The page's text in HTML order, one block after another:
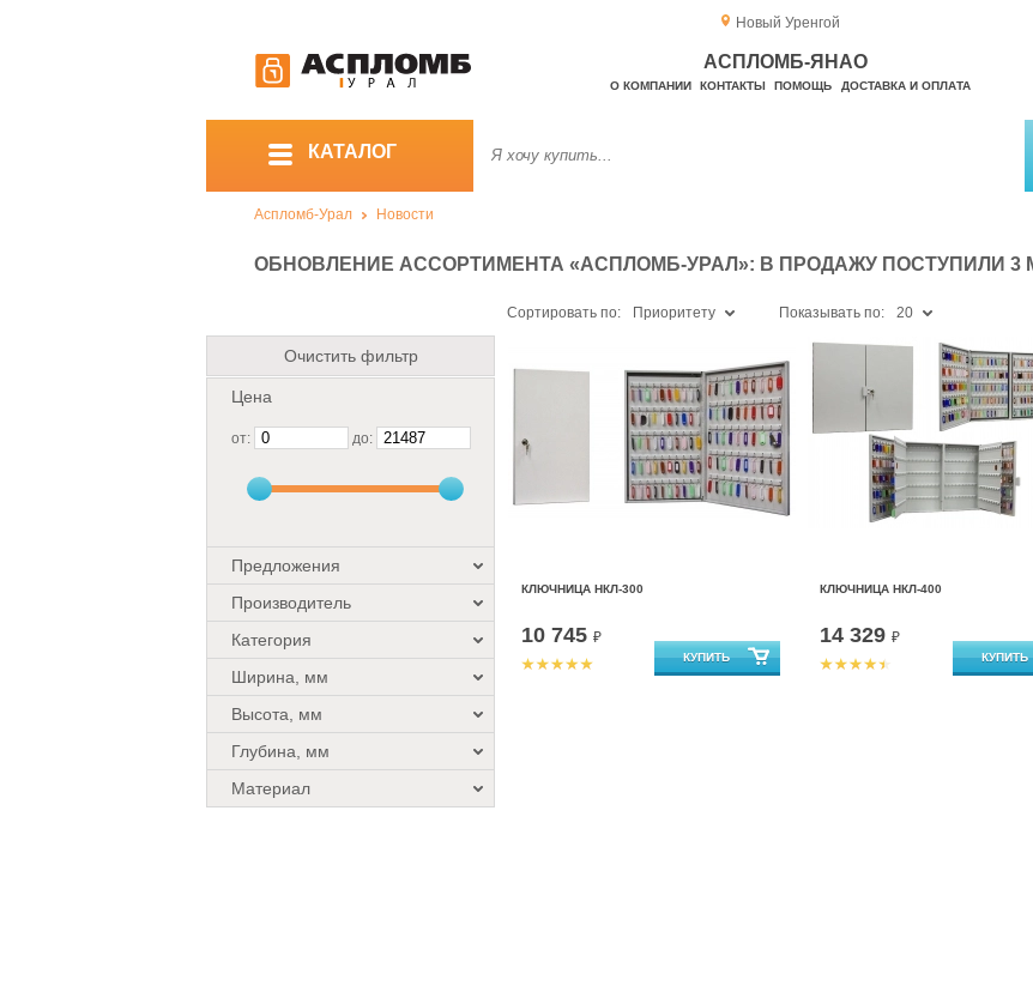
Новый Уренгой
АСПЛОМБ-ЯНАО
О КОМПАНИИ КОНТАКТЫ ПОМОЩЬ ДОСТАВКА И ОПЛАТА
КАТАЛОГ
Аспломб-Урал Новости
ОБНОВЛЕНИЕ АССОРТИМЕНТА «АСПЛОМБ-УРАЛ»: В ПРОДАЖУ ПОСТУПИЛИ
Очистить фильтр
Цена
от: до:
Предложения
Производитель
Категория
Ширина, мм
Высота, мм
Глубина, мм
Материал
Сортировать по: Приоритету Показывать по: 20
КЛЮЧНИЦА НКЛ-300
10 745 ₽
КЛЮЧНИЦА НКЛ-400
14 329 ₽